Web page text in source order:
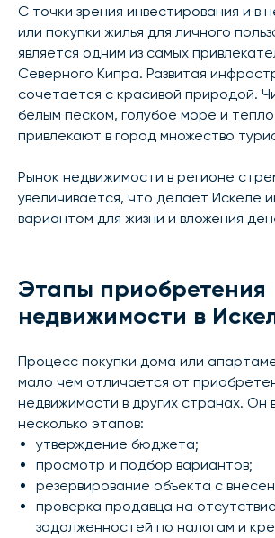
С точки зрения инвестирования и в
или покупки жилья для личного
является одним из самых
Северного Кипра. Развитая
сочетается с красивой природой.
белым песком, голубое море и
привлекают в город множество
Рынок недвижимости в регионе
увеличивается, что делает Искеле
вариантом для жизни и вложения
Этапы приобретения
недвижимости в
Процесс покупки дома или
мало чем отличается от
недвижимости в других странах. Он
несколько этапов:
утверждение бюджета;
просмотр и подбор вариантов;
резервирование объекта с
проверка продавца на отсутствие
задолженностей по налогам и